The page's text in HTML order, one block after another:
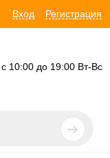
Вход Регистрация
с 10:00 до 19:00 Вт-Вс